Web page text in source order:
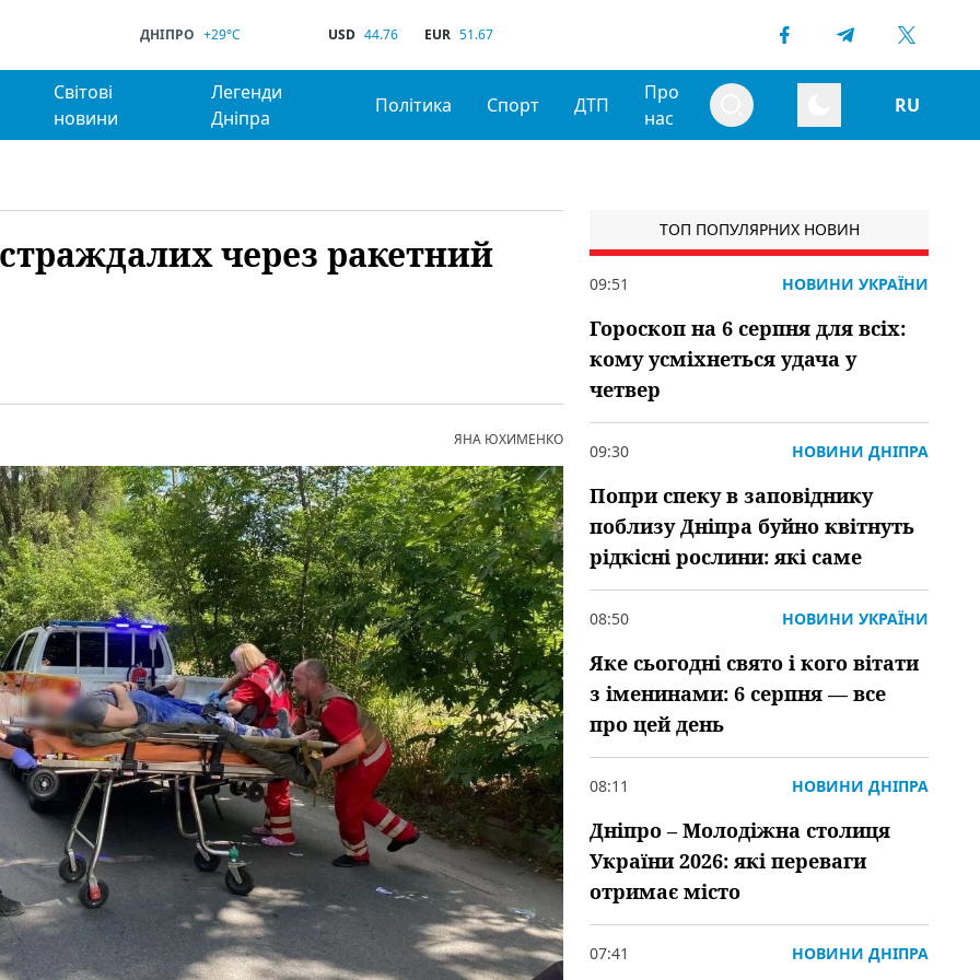
ДНІПРО +29°C USD 44.76 EUR 51.67
Світові
новини
Легенди
Дніпра
Політика Спорт ДТП
Про
нас
RU
через ракетний
ЯНА ЮХИМЕНКО
ТОП ПОПУЛЯРНИХ НОВИН
09:51 НОВИНИ УКРАЇНИ
Гороскоп на 6 серпня для всіх:
кому усміхнеться удача у
четвер
09:30 НОВИНИ ДНІПРА
Попри спеку в заповіднику
поблизу Дніпра буйно квітнуть
рідкісні рослини: які саме
08:50 НОВИНИ УКРАЇНИ
Яке сьогодні свято і кого вітати
з іменинами: 6 серпня — все
про цей день
08:11 НОВИНИ ДНІПРА
Дніпро – Молодіжна столиця
України 2026: які переваги
отримає місто
07:41 НОВИНИ ДНІПРА